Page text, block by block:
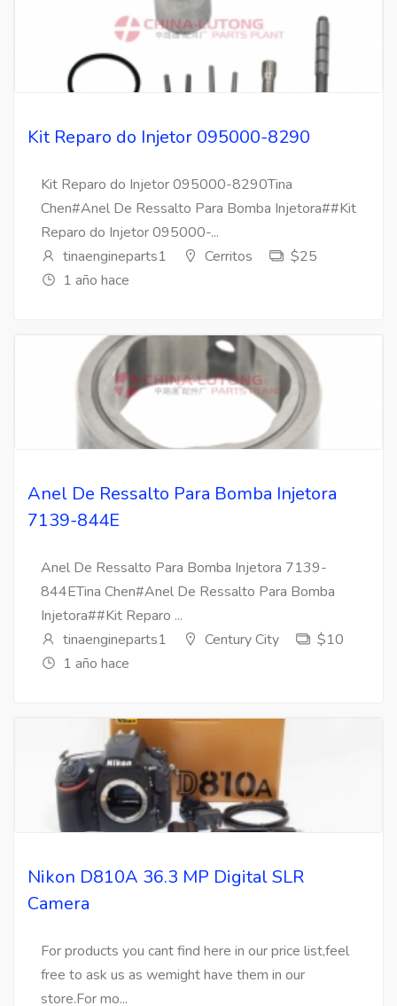
Kit Reparo do Injetor 095000-8290
Kit Reparo do Injetor 095000-8290Tina
Chen#Anel De Ressalto Para Bomba Injetora##Kit
Reparo do Injetor 095000-...
tinaengineparts1
Cerritos
$25
1 año hace
Anel De Ressalto Para Bomba Injetora
7139-844E
Anel De Ressalto Para Bomba Injetora 7139-
844ETina Chen#Anel De Ressalto Para Bomba
Injetora##Kit Reparo ...
tinaengineparts1
Century City
$10
1 año hace
Nikon D810A 36.3 MP Digital SLR
Camera
For products you cant find here in our price list,feel
free to ask us as wemight have them in our
store.For mo...